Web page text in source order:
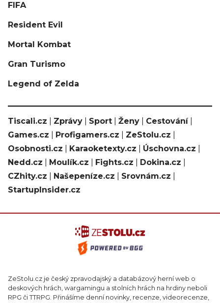
FIFA
Resident Evil
Mortal Kombat
Gran Turismo
Legend of Zelda
Tiscali.cz Zprávy Sport Ženy Cestování|
Games.cz
Profigamers.cz ZeStolu.cz
Osobnosti.cz
Karaoketexty.cz Úschovna.cz
Nedd.cz
Moulík.cz Fights.cz Dokina.cz
CZhity.cz
Našepeníze.cz Srovnám.cz
StartupInsider.cz
ZeStolu.cz je český zpravodajský a databázový herní web o
deskových hrách, wargamingu a stolních hrách na hrdiny neboli
RPG či TTRPG. Přinášíme denní novinky, recenze, videorecenze,